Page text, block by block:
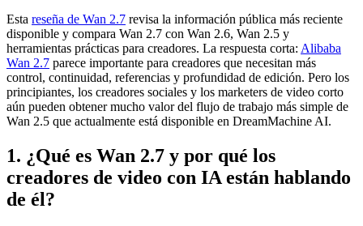
Esta reseña de Wan 2.7 revisa la información pública más reciente
disponible y compara Wan 2.7 con Wan 2.6, Wan 2.5 y
herramientas prácticas para creadores. La respuesta corta: Alibaba
Wan 2.7 parece importante para creadores que necesitan más
control, continuidad, referencias y profundidad de edición. Pero los
principiantes, los creadores sociales y los marketers de video corto
aún pueden obtener mucho valor del flujo de trabajo más simple de
Wan 2.5 que actualmente está disponible en DreamMachine AI.
1. ¿Qué es Wan 2.7 y por qué los
creadores de video con IA están hablando
de él?